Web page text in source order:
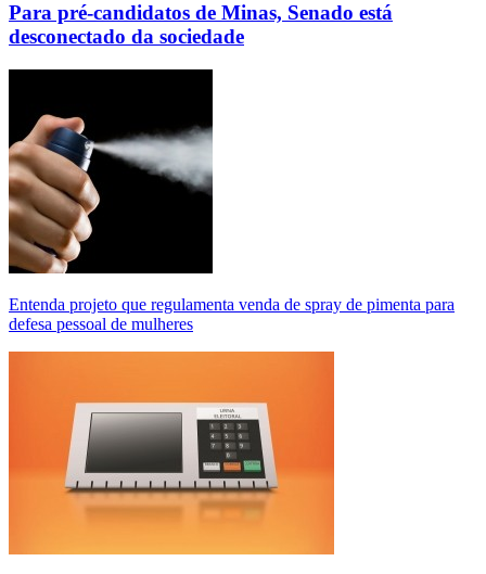
Para pré-candidatos de Minas, Senado está
desconectado da sociedade
Entenda projeto que regulamenta venda de spray de pimenta para
defesa pessoal de mulheres